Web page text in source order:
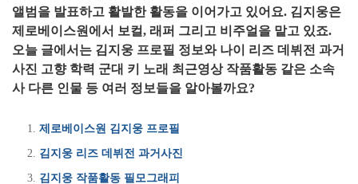
앨범을 발표하고 활발한 활동을 이어가고 있어요. 김지웅은
제로베이스원에서 보컬, 래퍼 그리고 비주얼을 맡고 있죠.
오늘 글에서는 김지웅 프로필 정보와 나이 리즈 데뷔전 과거
사진 고향 학력 군대 키 노래 최근영상 작품활동 같은 소속
사 다른 인물 등 여러 정보들을 알아볼까요?
제로베이스원 김지웅 프로필
김지웅 리즈 데뷔전 과거사진
김지웅 작품활동 필모그래피